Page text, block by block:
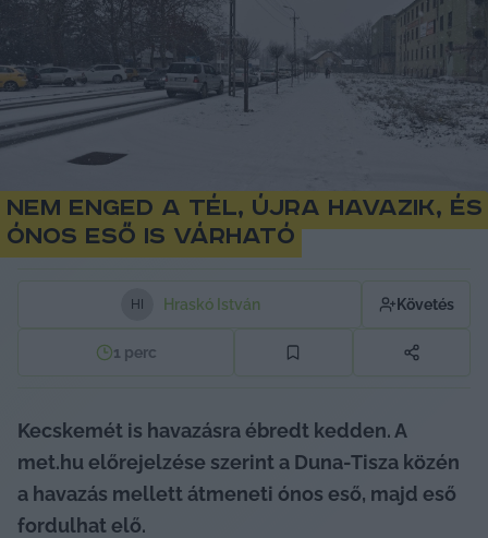
Nem enged a tél, újra havazik, és
ónos eső is várható
H Hraskó István Követés
1 perc
Kecskemét is havazásra ébredt kedden. A
met.hu előrejelzése szerint a Duna-Tisza közén
a havazás mellett átmeneti ónos eső, majd eső
fordulhat elő.